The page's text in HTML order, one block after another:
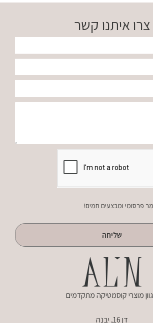
צרו איתנו קשר
פרסומי ומבצעים חמים!
שליחה
מוצרי קוסמטיקה מתקדמים
דן 16, יבנה